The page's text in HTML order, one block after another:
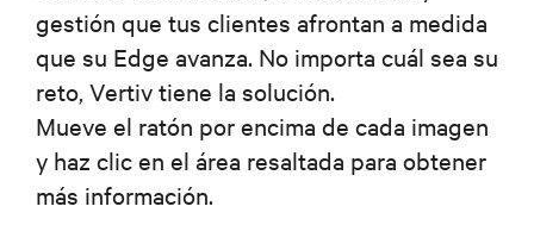
gestión que tus clientes afrontan a medida
que su Edge avanza. No importa cuál sea su
reto, Vertiv tiene la solución.
Mueve el ratón por encima de cada imagen
y haz clic en el área resaltada para obtener
más información.